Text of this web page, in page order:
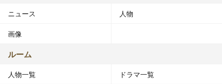
ニュース 人物
画像
ルーム
人物一覧 ドラマ一覧